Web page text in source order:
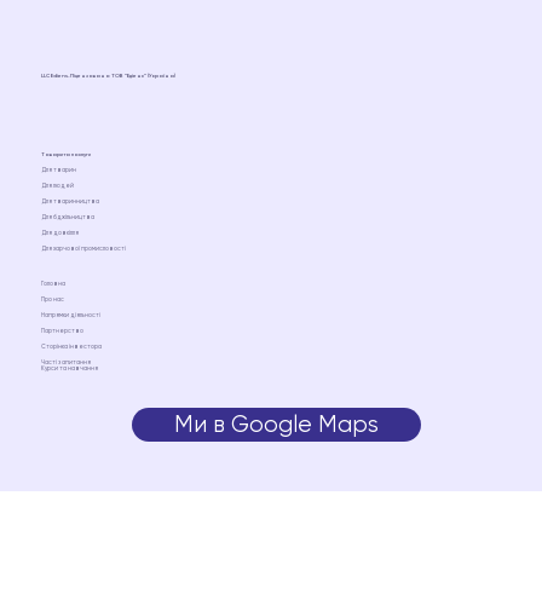
Головна
Про нас
Напрямки діяльності
Партнерство
Сторінка інвестора
Часті запитання
Курси та навчання
Товари та послуги
Для людей
Для тварин
Для тваринництва
Для бджільництва
Для довкілля
Для харчової промисловості
Ми на Google Maps
Ми в Google Maps
LLC Ediens. Ліцензовано ТОВ “Едіенс” (Україна)